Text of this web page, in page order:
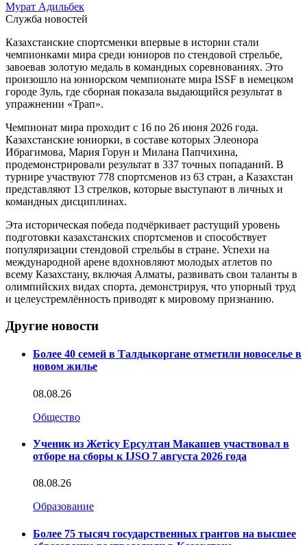
Мурат Адильбек
Служба новостей
Казахстанские спортсменки впервые в истории стали
чемпионками мира среди юниоров по стендовой стрельбе,
завоевав золотую медаль в командных соревнованиях. Это
произошло на юниорском чемпионате мира ISSF в немецком
городе Зуль, где сборная показала выдающийся результат в
упражнении «Трап».
Чемпионат мира проходит с 16 по 26 июня 2026 года.
Казахстанские юниорки, в составе которых Элеонора
Ибрагимова, Мария Горун и Милана Папчихина,
продемонстрировали результат в 337 точных попаданий. В
турнире участвуют 778 спортсменов из 63 стран, а Казахстан
представляют 13 стрелков, которые выступают в личных и
командных дисциплинах.
Эта историческая победа подчёркивает растущий уровень
подготовки казахстанских спортсменов и способствует
популяризации стендовой стрельбы в стране. Успехи на
международной арене вдохновляют молодых атлетов по
всему Казахстану, включая Алматы, развивать свои таланты в
олимпийских видах спорта, демонстрируя, что упорный труд
и целеустремлённость приводят к мировому признанию.
Другие новости
Более 40 семей в Талдыкоргане отметили новоселье в
новом жилье
08.08.26
Общество
Ученик из Жетісу Ерсултан Макашев участвовал в
отборе на сборы к IJSO 7 августа 2026 года
08.08.26
Образование
Более 75 тысяч государственных грантов на высшее